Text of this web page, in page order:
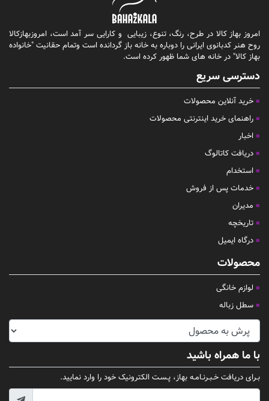
امروز بهاز کالا در طرح، رنگ، تنوع، زیبایی و کارایی سر آمد است، امروزبهازکالا
روح هنر کدبانوی ایرانی را دوباره به خانه باز گردانده است وتمام حقانیت "خانواده
بهاز کالا" در خانه های شما ظهور کرده است.
دسترسی سریع
خرید آنلاین محصولات
راهنمای خرید اینترنتی محصولات
اخبار
دریافت کاتالوگ
استخدام
خدمات پس از فروش
مدیران
تاریخچه
درگاه ایمیل
محصولات
لوازم خانگی
سطل زباله
با ما همراه باشید
بـرای دریافت خـبـرنـامـه بهاز، پـسـت الکترونیک خود را وارد نمایید.